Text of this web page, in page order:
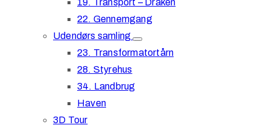
19. Transport – Draken
22. Gennemgang
Udendørs samling
23. Transformatortårn
28. Styrehus
34. Landbrug
Haven
3D Tour